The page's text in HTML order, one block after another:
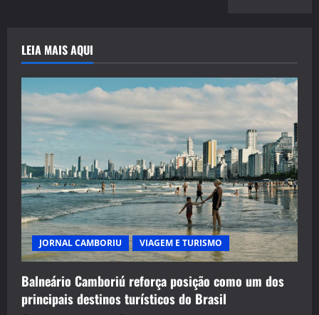
LEIA MAIS AQUI
JORNAL CAMBORIU VIAGEM E TURISMO
Balneário Camboriú reforça posição como um dos
principais destinos turísticos do Brasil